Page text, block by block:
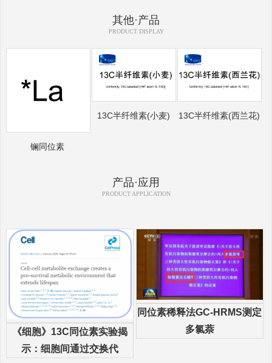
其他·产品
PRODUCT DISPLAY
镧同位素
13C半纤维素(小麦) 13C半纤维素(西兰花)
产品·应用
PRODUCT APPLICATION
《细胞》13C同位素实验揭
示：细胞间通过交换代
同位素稀释法GC-HRMS测定
多氯萘